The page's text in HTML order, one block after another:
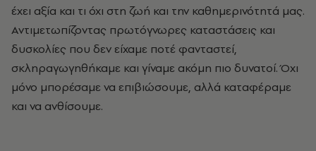
έχει αξία και τι όχι στη ζωή και την καθημερινότητά μας.
Αντιμετωπίζοντας πρωτόγνωρες καταστάσεις και
δυσκολίες που δεν είχαμε ποτέ φανταστεί,
σκληραγωγηθήκαμε και γίναμε ακόμη πιο δυνατοί. Όχι
μόνο μπορέσαμε να επιβιώσουμε, αλλά καταφέραμε
και να ανθίσουμε.